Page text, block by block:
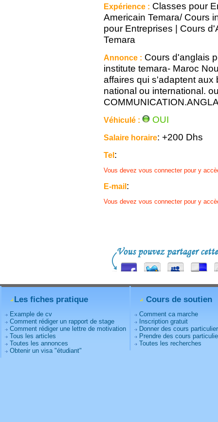
Expérience : Classes pour
Americain Temara/ Cours
pour Entreprises | Cours
Temara
Annonce : Cours d'anglais
institute temara- Maroc
affaires qui s'adaptent
national ou international.
Véhiculé : OUI
Salaire horaire: +200 Dhs
Tel:
Vous devez vous connecter pour y
E-mail:
Vous devez vous connecter pour y
Les fiches pratique
Example de cv
Comment rédiger un rapport de stage
Comment rédiger une lettre de motivation
Tous les articles
Toutes les annonces
Obtenir un visa "étudiant"
Cours de soutien
Comment ca marche
Inscription gratuit
Donner des cours
Prendre des cours
Toutes les recherches